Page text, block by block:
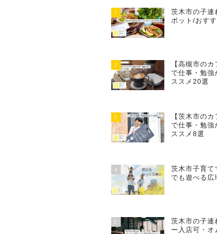
1
茨木市の子連
ポット/おす
2
【高槻市の
で仕事・勉強
ススメ20選
3
【茨木市の
で仕事・勉強
ススメ8選
4
茨木市子育て
でも遊べる広
5
茨木市の子連
ー入店可・オ